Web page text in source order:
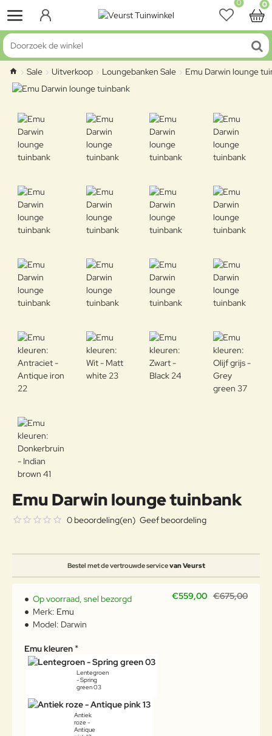
0 0
Doorzoek de winkel
home
Sale Uitverkoop Loungebanken Sale Emu Darwin lounge
-17%
Emu Darwin lounge tuinbank
Bestel met de vertrouwde servicevan Veurst
0 beoordeling(en) Geef beoordeling
€559,00 €675,00
Op voorraad, snel bezorgd
Merk: Emu
Model: Darwin
Emu kleuren
Lentegroen
- Spring
green 03
Antiek
roze -
Antique